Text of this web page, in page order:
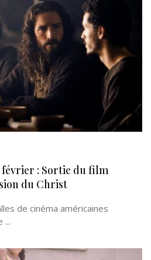
février : Sortie du film
du Christ
de cinéma américaines
...